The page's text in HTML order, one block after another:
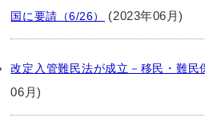
国に要請（6/26）
(2023年06月)
改定入管難民法が成立－移民・難民
06月)